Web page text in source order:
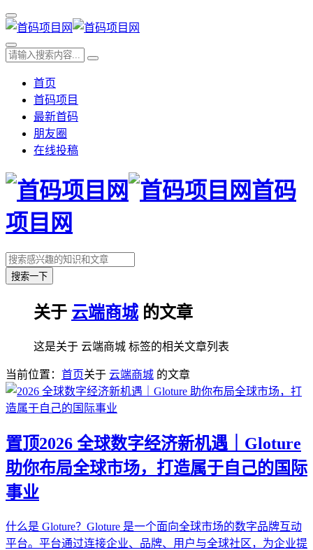
首页
首码项目
最新首码
朋友圈
在线投稿
首码
项目网
搜索一下
关于 云端商城的文章
这是关于 云端商城 标签的相关文章列表
当前位置： 首页关于 云端商城 的文章
置顶2026 全球数字经济新机遇｜Gloture
助你布局全球市场，打造属于自己的国际
事业
什么是 Gloture？Gloture 是一个面向全球市场的数字品牌互动
平台。平台通过连接企业、品牌、用户与全球社区，为企业提